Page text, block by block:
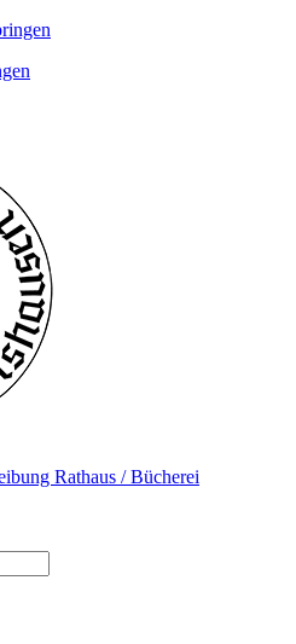
Rathaus / Bücherei